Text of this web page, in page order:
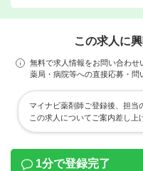
この求人に
無料で求人情報をお問い合わせ
薬局・病院等への直接応募・問
マイナビ薬剤師ご登録後、担当
この求人についてご案内差し上
1分で登録完了